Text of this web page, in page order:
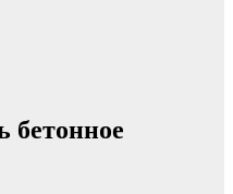
бетонное